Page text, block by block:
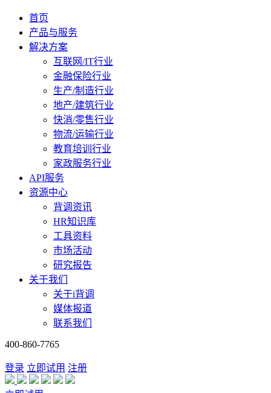
首页
产品与服务
解决方案
互联网/IT行业
金融保险行业
生产/制造行业
地产/建筑行业
快消/零售行业
物流/运输行业
教育培训行业
家政服务行业
API服务
资源中心
背调资讯
HR知识库
工具资料
市场活动
研究报告
关于我们
关于i背调
媒体报道
联系我们
400-860-7765
登录 立即试用 注册